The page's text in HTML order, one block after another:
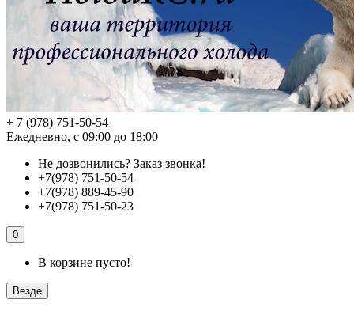
+ 7 (978) 751-50-54
Ежедневно, с 09:00 до 18:00
Не дозвонились? Заказ звонка!
+7(978) 751-50-54
+7(978) 889-45-90
+7(978) 751-50-23
0
В корзине пусто!
Везде